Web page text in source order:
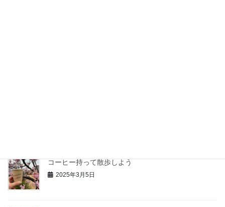
コーヒー持って散歩しよう
2025年3月5日